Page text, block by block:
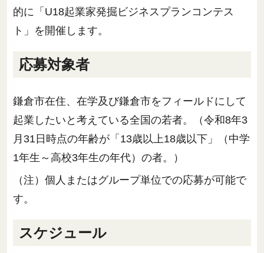
的に「U18起業家発掘ビジネスプランコンテス
ト」を開催します。
応募対象者
鎌倉市在住、在学及び鎌倉市をフィールドにして
起業したいと考えている全国の若者。（令和8年3
月31日時点の年齢が「13歳以上18歳以下」（中学
1年生～高校3年生の年代）の者。）
（注）個人またはグループ単位での応募が可能で
す。
スケジュール